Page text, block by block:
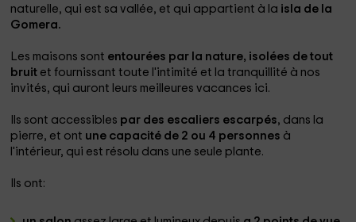
naturelle, qui est sa vallée, et qui appartient à la isla de la
Gomera.
Les maisons sont entourées par la nature, isolées de tout
bruit et fournissant toute l'intimité et la tranquillité à nos
invités, qui auront leurs meilleures vacances ici.
Ils sont accessibles par des escaliers escarpés, dans la
pierre, et ont une capacité de 2 ou 4 personnes à
l'intérieur, qui est résolu dans une seule plante.
Ils ont: